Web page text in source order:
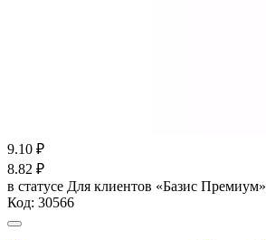
9.10 ₽
8.82 ₽
в статусе Для клиентов «Базис Премиум»
Код: 30566